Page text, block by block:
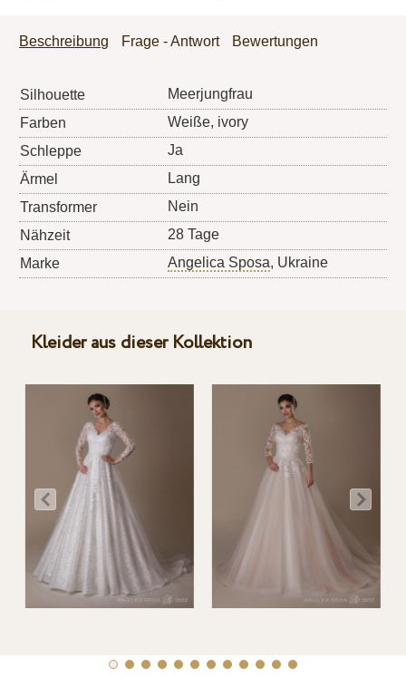
Beschreibung Frage - Antwort Bewertungen
Silhouette
Meerjungfrau
Farben
Weiße, ivory
Schleppe
Ja
Ärmel
Lang
Transformer
Nein
Nähzeit
28 Tage
Marke
Angelica Sposa, Ukraine
Kleider aus dieser Kollektion